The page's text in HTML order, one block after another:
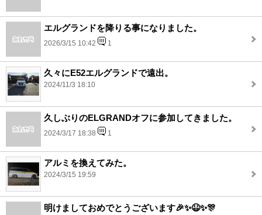
エルグランドを降りる事になりました。
2026/3/15 10:42 1
久々にE52エルグランドで遠出。
2024/11/3 18:10
久しぶりのELGRANDオフに参加してきました。
2024/3/17 18:38 1
アルミを換えてみた。
2024/3/15 19:59
明けましておめでとうございます🎉✨😆✨🎊